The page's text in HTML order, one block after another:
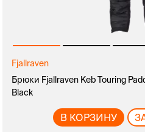
Fjallraven
Брюки Fjallraven Keb Touring
Black
В КОРЗИНУ